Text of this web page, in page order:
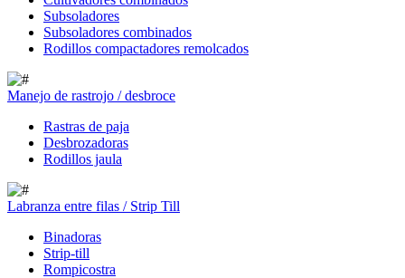
Subsoladores
Subsoladores combinados
Rodillos compactadores remolcados
Manejo de rastrojo / desbroce
Rastras de paja
Desbrozadoras
Rodillos jaula
Labranza entre filas / Strip Till
Binadoras
Strip-till
Rompicostra